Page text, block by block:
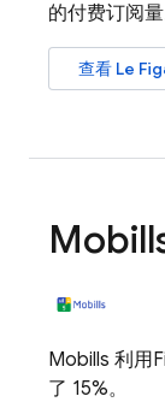
的付费订阅量
查看 Le
Mobills 利用
了 15%。